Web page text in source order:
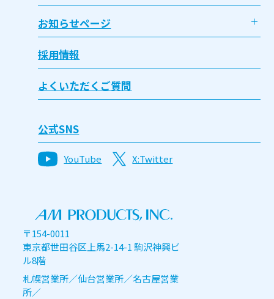
お知らせページ
採用情報
よくいただくご質問
公式SNS
YouTube X:Twitter
〒154-0011
東京都世田谷区上馬2-14-1 駒沢神興ビ
ル8階
札幌営業所／仙台営業所／名古屋営業
所／